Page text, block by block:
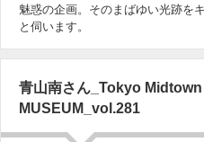
魅惑の企画。そのまばゆい光跡を
と伺います。
青山南さん_Tokyo
MUSEUM_vol.281